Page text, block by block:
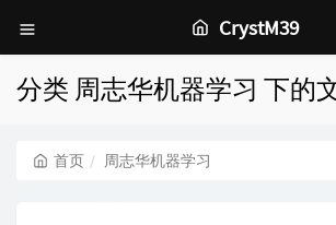
CrystM39
分类 周志华机器学习 下的
首页 周志华机器学习